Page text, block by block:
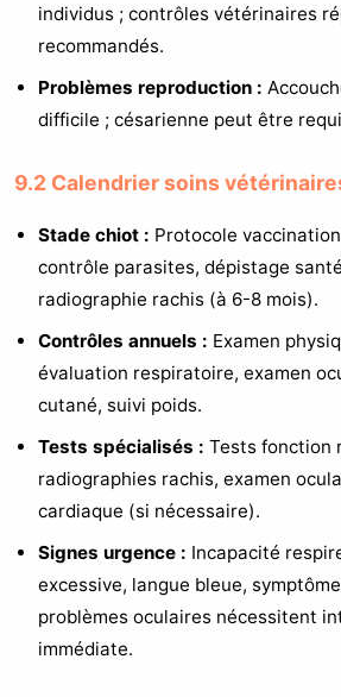
individus ; contrôles vétérinaires
recommandés.
Problèmes reproduction :
difficile ; césarienne peut être
9.2 Calendrier soins
Stade chiot : Protocole
contrôle parasites, dépistage
radiographie rachis (à 6-8 mois).
Contrôles annuels : Examen
évaluation respiratoire, examen
cutané, suivi poids.
Tests spécialisés : Tests fonction
radiographies rachis, examen
cardiaque (si nécessaire).
Signes urgence : Incapacité
excessive, langue bleue,
problèmes oculaires nécessitent
immédiate.